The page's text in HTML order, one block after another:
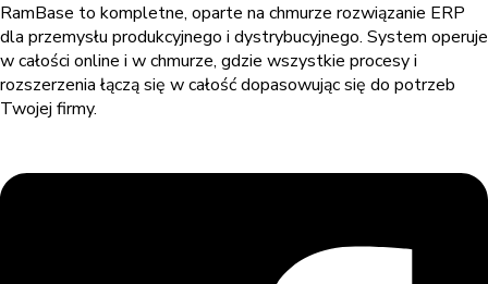
RamBase to kompletne, oparte na chmurze rozwiązanie ERP
dla przemysłu produkcyjnego i dystrybucyjnego. System operuje
w całości online i w chmurze, gdzie wszystkie procesy i
rozszerzenia łączą się w całość dopasowując się do potrzeb
Twojej firmy.